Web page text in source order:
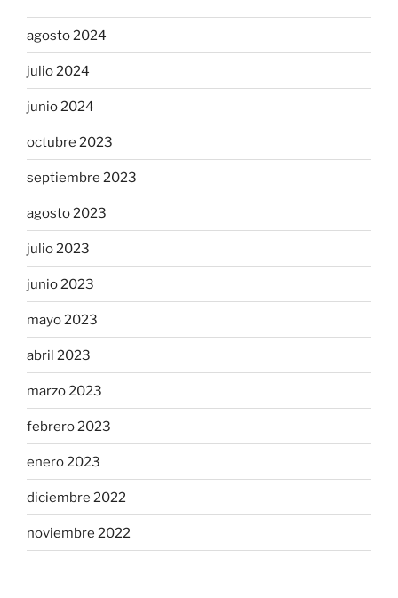
agosto 2024
julio 2024
junio 2024
octubre 2023
septiembre 2023
agosto 2023
julio 2023
junio 2023
mayo 2023
abril 2023
marzo 2023
febrero 2023
enero 2023
diciembre 2022
noviembre 2022